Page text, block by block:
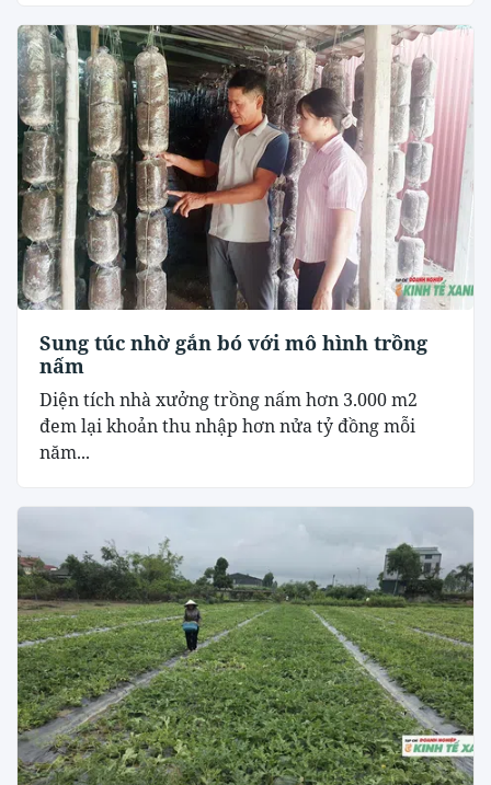
Sung túc nhờ gắn bó với mô hình trồng
nấm
Diện tích nhà xưởng trồng nấm hơn 3.000 m2
đem lại khoản thu nhập hơn nửa tỷ đồng mỗi
năm...